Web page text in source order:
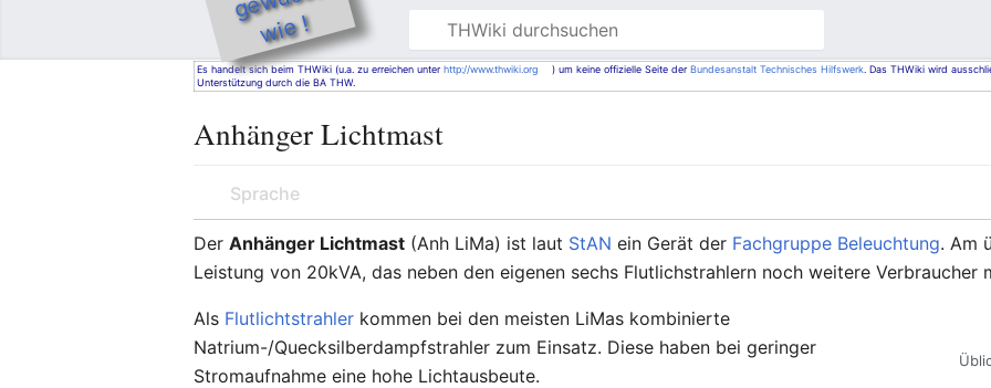
Hauptmenü öffnen THWiki
e !
Es handelt sich beim THWiki (u.a. zu erreichen unterhttp://www.thwiki.org ) um keine offizielle Seite derBundesanstalt Technisches Hilfswerk . Das THWiki wird
Unterstützung durch die BA THW.
Anhänger Lichtmast
Sprache
DerAnhänger Lichtmast (Anh LiMa) ist laut StAN ein Gerät der Fachgruppe Beleuchtung. Am
Leistung von 20kVA, das neben den eigenen sechs Flutlichstrahlern noch weitere Verbraucher
Als Flutlichtstrahler kommen bei den meisten LiMas kombinierte
Natrium-/Quecksilberdampfstrahler zum Einsatz. Diese haben bei geringer
Stromaufnahme eine hohe Lichtausbeute.